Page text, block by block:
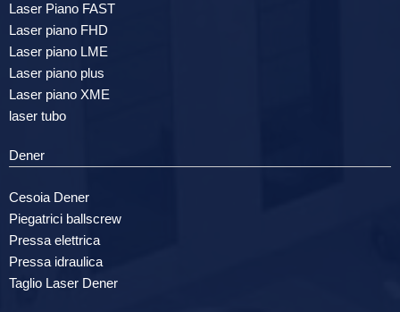
Laser Piano FAST
Laser piano FHD
Laser piano LME
Laser piano plus
Laser piano XME
laser tubo
Dener
Cesoia Dener
Piegatrici ballscrew
Pressa elettrica
Pressa idraulica
Taglio Laser Dener